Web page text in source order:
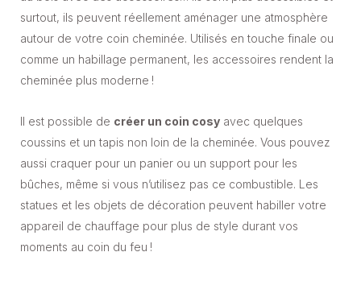
surtout, ils peuvent réellement aménager une atmosphère
autour de votre coin cheminée. Utilisés en touche finale ou
comme un habillage permanent, les accessoires rendent la
cheminée plus moderne !
Il est possible de créer un coin cosy avec quelques
coussins et un tapis non loin de la cheminée. Vous pouvez
aussi craquer pour un panier ou un support pour les
bûches, même si vous n’utilisez pas ce combustible. Les
statues et les objets de décoration peuvent habiller votre
appareil de chauffage pour plus de style durant vos
moments au coin du feu !